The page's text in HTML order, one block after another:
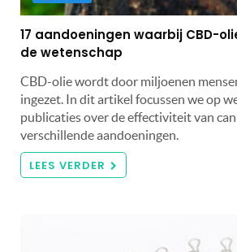
17 aandoeningen waarbij CBD-
de wetenschap
CBD-olie wordt door miljoenen
ingezet. In dit artikel focussen we op
publicaties over de effectiviteit van
verschillende aandoeningen.
LEES VERDER